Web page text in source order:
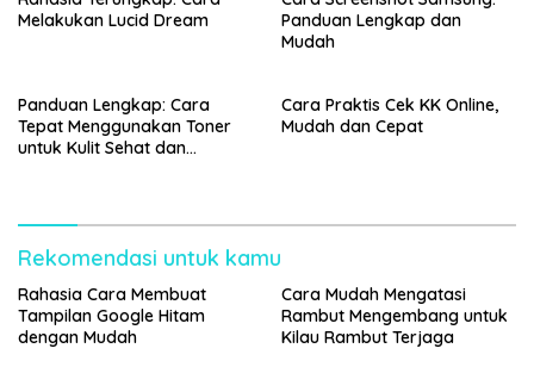
Melakukan Lucid Dream
Panduan Lengkap dan
Mudah
Panduan Lengkap: Cara
Tepat Menggunakan Toner
untuk Kulit Sehat dan
Cara Praktis Cek KK Online,
Mudah dan Cepat
Rekomendasi untuk kamu
Rahasia Cara Membuat
Tampilan Google Hitam
dengan Mudah
Cara Mudah Mengatasi
Rambut Mengembang untuk
Kilau Rambut Terjaga